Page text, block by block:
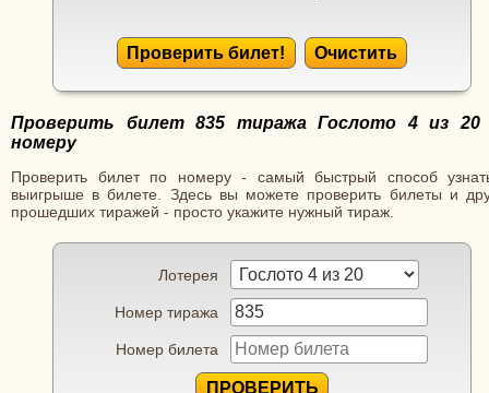
Проверить билет! Очистить
Проверить билет 835 тиража Гослото 4 из 20
номеру
Проверить билет по номеру - самый быстрый способ
выигрыше в билете. Здесь вы можете проверить билеты и
прошедших тиражей - просто укажите нужный тираж.
Лотерея
Номер тиража
Номер билета
ПРОВЕРИТЬ